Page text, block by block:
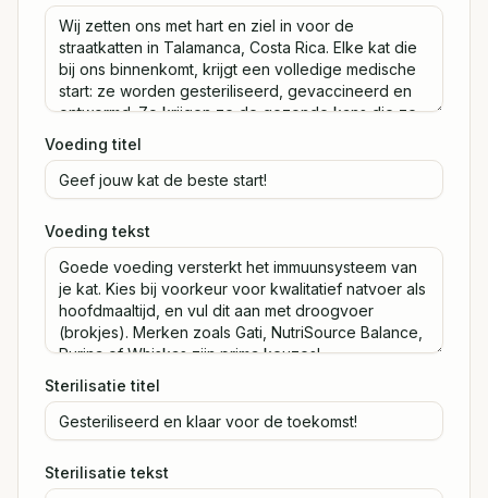
Voeding titel
Voeding tekst
Sterilisatie titel
Sterilisatie tekst